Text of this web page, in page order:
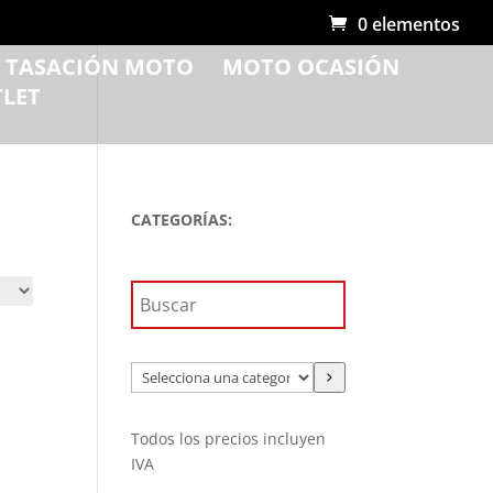
0 elementos
TASACIÓN MOTO
MOTO OCASIÓN
CATEGORÍAS:
Selecciona
una
Todos los precios incluyen
IVA